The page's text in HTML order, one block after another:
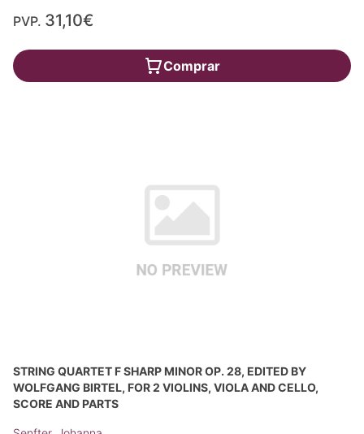
PVP. 31,10€
Comprar
STRING QUARTET F SHARP MINOR OP. 28, EDITED BY
WOLFGANG BIRTEL, FOR 2 VIOLINS, VIOLA AND CELLO,
SCORE AND PARTS